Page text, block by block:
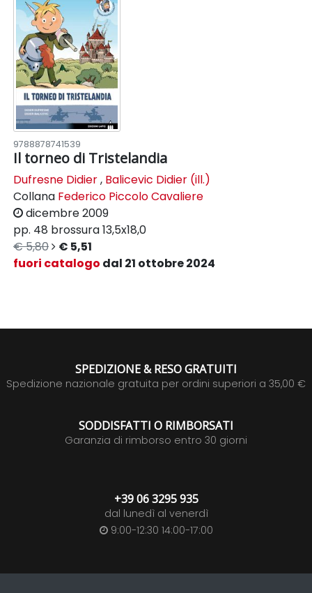
9788878741539
Il torneo di Tristelandia
Dufresne Didier, Balicevic Didier (ill.)
Collana Federico Piccolo Cavaliere
dicembre 2009
pp. 48 brossura13,5x18,0
€ 5,80
€ 5,51
fuori catalogo dal 21 ottobre 2024
SPEDIZIONE & RESO GRATUITI
Spedizione nazionale gratuita per ordini superiori a 35,00 €
SODDISFATTI O RIMBORSATI
Garanzia di rimborso entro 30 giorni
+39 06 3295 935
dal lunedì al venerdì
9:00-12:30 14:00-17:00